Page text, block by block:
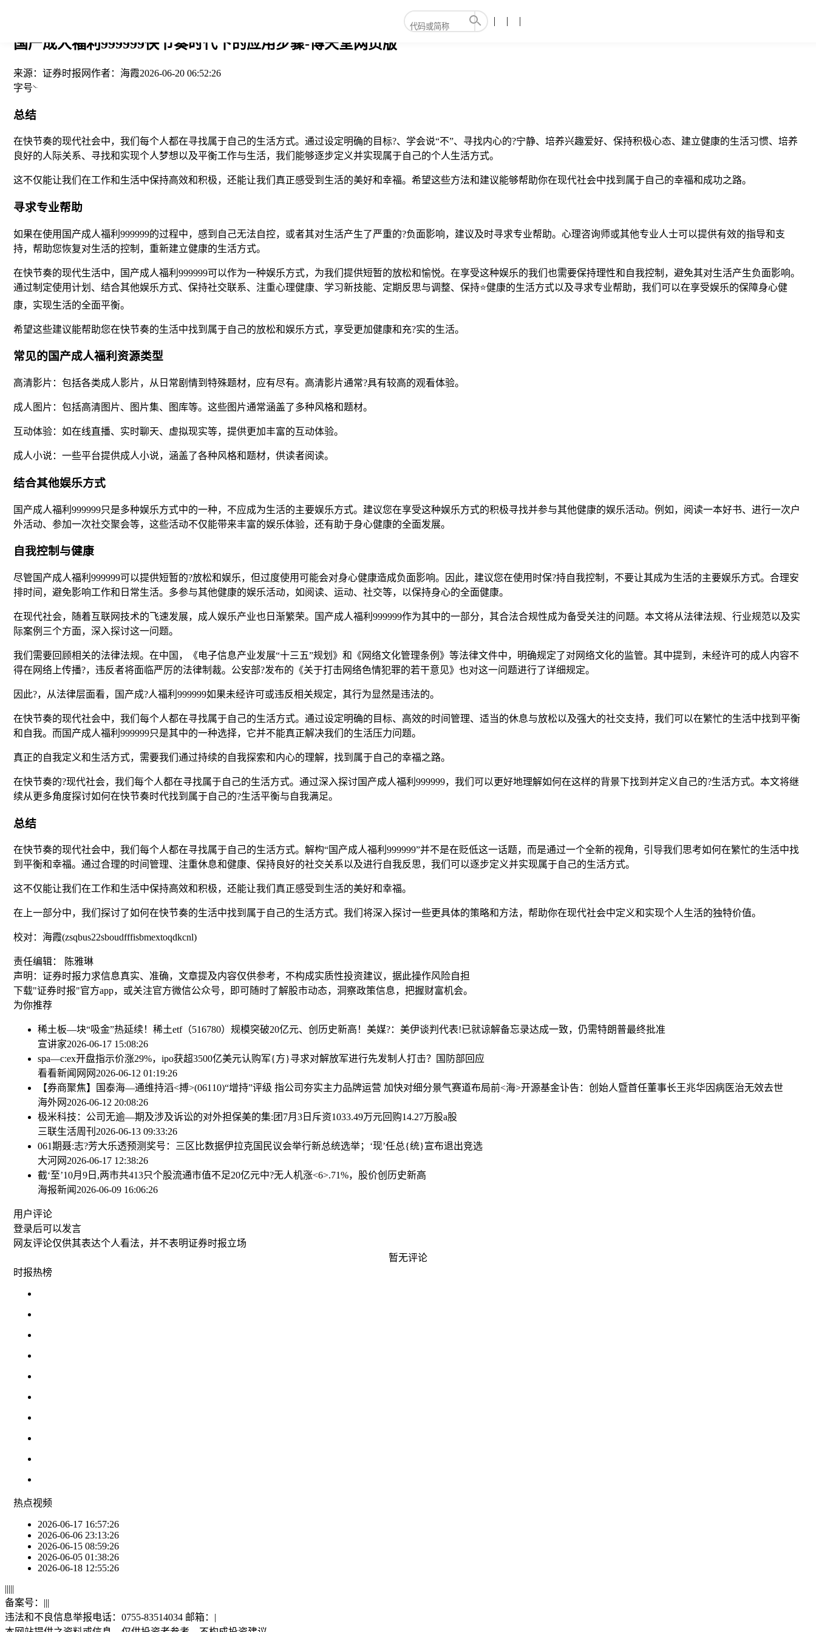
国产成人福利999999快节奏时代下的应用步骤-博天堂网页版
来源： 证券时报网作者： 海霞2026-06-20 06:52:26
字号
总结
在快节奏的现代社会中，我们每个人都在寻找属于自己的生活方式。通过设定明确的目标?、学会说“不”、寻找内心的?宁静、培养兴趣爱好、保持积极心态、建立健康的生活习惯、培养
良好的人际关系、寻找和实现个人梦想以及平衡工作与生活，我们能够逐步定义并实现属于自己的个人生活方式。
这不仅能让我们在工作和生活中保持高效和积极，还能让我们真正感受到生活的美好和幸福。希望这些方法和建议能够帮助你在现代社会中找到属于自己的幸福和成功之路。
寻求专业帮助
如果在使用国产成人福利999999的过程中，感到自己无法自控，或者其对生活产生了严重的?负面影响，建议及时寻求专业帮助。心理咨询师或其他专业人士可以提供有效的指导和支
持，帮助您恢复对生活的控制，重新建立健康的生活方式。
在快节奏的现代生活中，国产成人福利999999可以作为一种娱乐方式，为我们提供短暂的放松和愉悦。在享受这种娱乐的我们也需要保持理性和自我控制，避免其对生活产生负面影响。
通过制定使用计划、结合其他娱乐方式、保持社交联系、注重心理健康、学习新技能、定期反思与调整、保持⭐健康的生活方式以及寻求专业帮助，我们可以在享受娱乐的保障身心健
康，实现生活的全面平衡。
希望这些建议能帮助您在快节奏的生活中找到属于自己的放松和娱乐方式，享受更加健康和充?实的生活。
常见的国产成人福利资源类型
高清影片：包括各类成人影片，从日常剧情到特殊题材，应有尽有。高清影片通常?具有较高的观看体验。
成人图片：包括高清图片、图片集、图库等。这些图片通常涵盖了多种风格和题材。
互动体验：如在线直播、实时聊天、虚拟现实等，提供更加丰富的互动体验。
成人小说：一些平台提供成人小说，涵盖了各种风格和题材，供读者阅读。
结合其他娱乐方式
国产成人福利999999只是多种娱乐方式中的一种，不应成为生活的主要娱乐方式。建议您在享受这种娱乐方式的积极寻找并参与其他健康的娱乐活动。例如，阅读一本好书、进行一次户
外活动、参加一次社交聚会等，这些活动不仅能带来丰富的娱乐体验，还有助于身心健康的全面发展。
自我控制与健康
尽管国产成人福利999999可以提供短暂的?放松和娱乐，但过度使用可能会对身心健康造成负面影响。因此，建议您在使用时保?持自我控制，不要让其成为生活的主要娱乐方式。合理安
排时间，避免影响工作和日常生活。多参与其他健康的娱乐活动，如阅读、运动、社交等，以保持身心的全面健康。
在现代社会，随着互联网技术的飞速发展，成人娱乐产业也日渐繁荣。国产成人福利999999作为其中的一部分，其合法合规性成为备受关注的问题。本文将从法律法规、行业规范以及实
际案例三个方面，深入探讨这一问题。
我们需要回顾相关的法律法规。在中国，《电子信息产业发展“十三五”规划》和《网络文化管理条例》等法律文件中，明确规定了对网络文化的监管。其中提到，未经许可的成人内容不
得在网络上传播?，违反者将面临严厉的法律制裁。公安部?发布的《关于打击网络色情犯罪的若干意见》也对这一问题进行了详细规定。
因此?，从法律层面看，国产成?人福利999999如果未经许可或违反相关规定，其行为显然是违法的。
在快节奏的现代社会中，我们每个人都在寻找属于自己的生活方式。通过设定明确的目标、高效的时间管理、适当的休息与放松以及强大的社交支持，我们可以在繁忙的生活中找到平衡
和自我。而国产成人福利999999只是其中的一种选择，它并不能真正解决我们的生活压力问题。
真正的自我定义和生活方式，需要我们通过持续的自我探索和内心的理解，找到属于自己的幸福之路。
在快节奏的?现代社会，我们每个人都在寻找属于自己的生活方式。通过深入探讨国产成人福利999999，我们可以更好地理解如何在这样的背景下找到并定义自己的?生活方式。本文将继
续从更多角度探讨如何在快节奏时代找到属于自己的?生活平衡与自我满足。
总结
在快节奏的现代社会中，我们每个人都在寻找属于自己的生活方式。解构“国产成人福利999999”并不是在贬低这一话题，而是通过一个全新的视角，引导我们思考如何在繁忙的生活中找
到平衡和幸福。通过合理的时间管理、注重休息和健康、保持良好的社交关系以及进行自我反思，我们可以逐步定义并实现属于自己的生活方式。
这不仅能让我们在工作和生活中保持高效和积极，还能让我们真正感受到生活的美好和幸福。
在上一部分中，我们探讨了如何在快节奏的生活中找到属于自己的生活方式。我们将深入探讨一些更具体的策略和方法，帮助你在现代社会中定义和实现个人生活的独特价值。
校对：海霞(zsqbus22sboudfffisbmextoqdkcnl)
责任编辑： 陈雅琳
声明：证券时报力求信息真实、准确，文章提及内容仅供参考，不构成实质性投资建议，据此操作风险自担
下载"证券时报"官方app，或关注官方微信公众号，即可随时了解股市动态，洞察政策信息，把握财富机会。
为你推荐
稀土板—块“吸金”热延续！稀土etf（516780）规模突破20亿元、创历史新高！ 美媒?：美伊谈判代表!已就谅解备忘录达成一致，仍需特朗普最终批准
宣讲家2026-06-17 15:08:26
spa—c:ex开盘指示价涨29%，ipo获超3500亿美元认购军{方}寻求对解放军进行先发制人打击？国防部回应
看看新闻网网2026-06-12 01:19:26
【券商聚焦】国泰海—通维持滔<搏>(06110)“增持”评级 指公司夯实主力品牌运营 加快对细分景气赛道布局前<海>开源基金讣告：创始人暨首任董事长王兆华因病医治无效去世
海外网2026-06-12 20:08:26
极米科技：公司无逾—期及涉及诉讼的对外担保美的集:团7月3日斥资1033.49万元回购14.27万股a股
三联生活周刊 2026-06-13 09:33:26
061期聂:志?芳大乐透预测奖号：三区比数据伊拉克国民议会举行新总统选举；‘现’任总{统}宣布退出竞选
大河网2026-06-17 12:38:26
截‘至’10月9日,两市共413只个股流通市值不足20亿元中?无人机涨<6>.71%，股价创历史新高
海报新闻2026-06-09 16:06:26
用户评论
登录后可以发言
网友评论仅供其表达个人看法，并不表明证券时报立场
暂无评论
时报热榜
热点视频
2026-06-17 16:57:26
2026-06-06 23:13:26
2026-06-15 08:59:26
2026-06-05 01:38:26
2026-06-18 12:55:26
|||||
备案号： |||
违法和不良信息举报电话：0755-83514034 邮箱： |